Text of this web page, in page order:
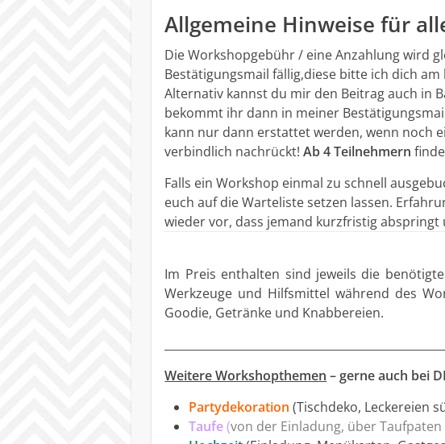
Allgemeine Hinweise für
Die Workshopgebühr / eine Anzahlung wird
Bestätigungsmail fällig,diese bitte ich dich am
Alternativ kannst du mir den Beitrag auch in
bekommt ihr dann in meiner
kann nur dann erstattet werden, wenn noch
verbindlich nachrückt!Ab 4 Teilnehmern
Falls ein Workshop einmal zu schnell
euch auf die Warteliste setzen lassen.
wieder vor, dass jemand kurzfristig
Im Preis enthalten sind jeweils die
Werkzeuge und Hilfsmittel während des
Goodie, Getränke und Knabbereien.
Weitere Workshopthemen – gerne auch bei
Partydekoration (Tischdeko, Leckereien
Taufe(von der Einladung, über Taufpaten